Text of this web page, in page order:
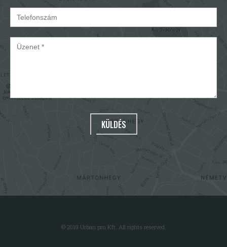
KÜLDÉS
© 2019 Urban pm Kft. All rights reserved.